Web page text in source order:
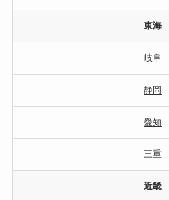
東海
岐阜
静岡
愛知
三重
近畿